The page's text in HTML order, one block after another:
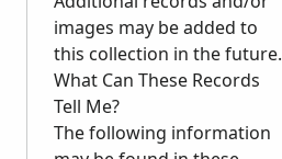
images may be added to
this collection in the future.
What Can These Records
Tell Me?
The following information